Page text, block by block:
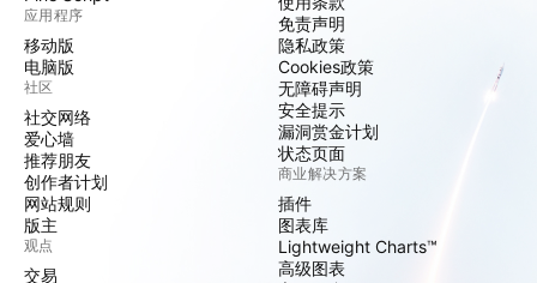
应用程序
移动版
电脑版
社区
社交网络
爱心墙
推荐朋友
创作者计划
网站规则
版主
观点
交易
免责声明
隐私政策
Cookies政策
无障碍声明
安全提示
漏洞赏金计划
状态页面
商业解决方案
插件
图表库
Lightweight Charts™
高级图表